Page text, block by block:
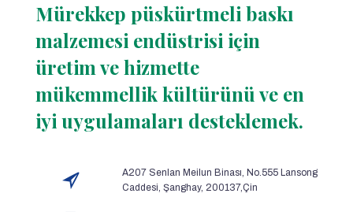
Mürekkep püskürtmeli baskı
malzemesi endüstrisi için
üretim ve hizmette
mükemmellik kültürünü ve en
iyi uygulamaları desteklemek.
A207 Senlan Meilun Binası, No.555 Lansong
Caddesi, Şanghay, 200137,Çin